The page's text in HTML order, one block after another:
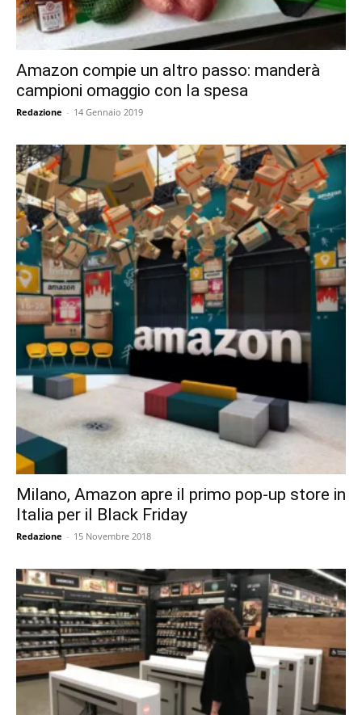
Amazon compie un altro passo: manderà
campioni omaggio con la spesa
Redazione - 14 Gennaio 2019
Milano, Amazon apre il primo pop-up store in
Italia per il Black Friday
Redazione - 15 Novembre 2018